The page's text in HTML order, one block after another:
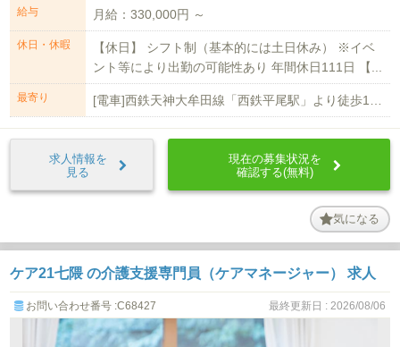
給与 月給：330,000円 ～
休日・休暇
【休日】 シフト制（基本的には土日休み） ※イベ
ント等により出勤の可能性あり 年間休日111日 【...
最寄り [電車]西鉄天神大牟田線「西鉄平尾駅」より徒歩16分
求人情報を
見る
現在の募集状況を
確認する(無料)
気になる
ケア21七隈 の介護支援専門員（ケアマネージャー） 求人
お問い合わせ番号 :C68427 最終更新日 : 2026/08/06